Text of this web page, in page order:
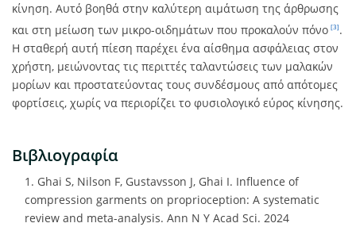
κίνηση. Αυτό βοηθά στην καλύτερη αιμάτωση της άρθρωσης
και στη μείωση των μικρο-οιδημάτων που προκαλούν πόνο [3].
Η σταθερή αυτή πίεση παρέχει ένα αίσθημα ασφάλειας στον
χρήστη, μειώνοντας τις περιττές ταλαντώσεις των μαλακών
μορίων και προστατεύοντας τους συνδέσμους από απότομες
φορτίσεις, χωρίς να περιορίζει το φυσιολογικό εύρος κίνησης.
Βιβλιογραφία
1. Ghai S, Nilson F, Gustavsson J, Ghai I. Influence of
compression garments on proprioception: A systematic
review and meta-analysis. Ann N Y Acad Sci. 2024